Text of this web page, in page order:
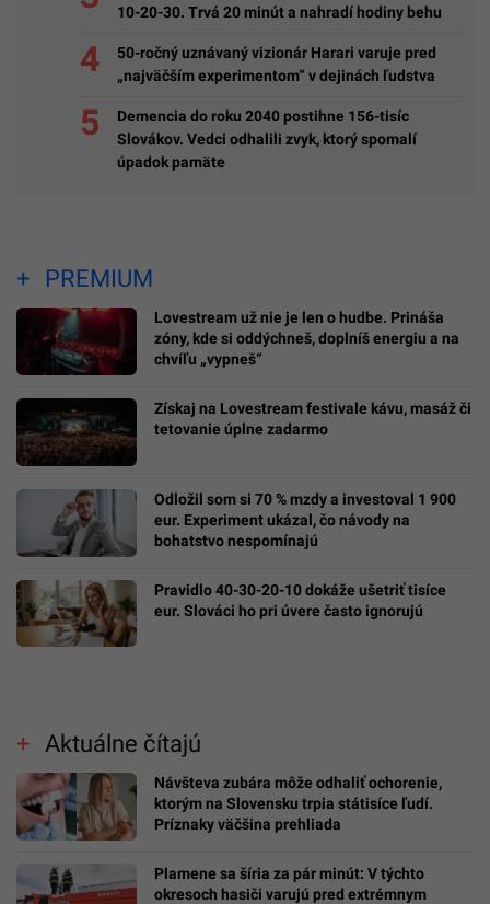
10-20-30. Trvá 20 minút a nahradí hodiny behu
50-ročný uznávaný vizionár Harari varuje pred
„najväčším experimentom“ v dejinách ľudstva
Demencia do roku 2040 postihne 156-tisíc
Slovákov. Vedci odhalili zvyk, ktorý spomalí
úpadok pamäte
PREMIUM
Lovestream už nie je len o hudbe. Prináša
zóny, kde si oddýchneš, doplníš energiu a na
chvíľu „vypneš“
Získaj na Lovestream festivale kávu, masáž či
tetovanie úplne zadarmo
Odložil som si 70 % mzdy a investoval 1 900
eur. Experiment ukázal, čo návody na
bohatstvo nespomínajú
Pravidlo 40-30-20-10 dokáže ušetriť tisíce
eur. Slováci ho pri úvere často ignorujú
Aktuálne čítajú
Návšteva zubára môže odhaliť ochorenie,
ktorým na Slovensku trpia státisíce ľudí.
Príznaky väčšina prehliada
Plamene sa šíria za pár minút: V týchto
okresoch hasiči varujú pred extrémnym